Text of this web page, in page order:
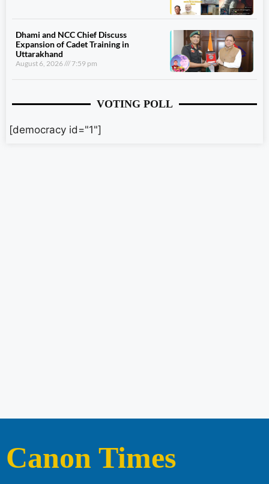
Dhami and NCC Chief Discuss
Expansion of Cadet Training in
Uttarakhand
August 6, 2026 7:59 pm
VOTING POLL
[democracy id="1"]
Canon Times